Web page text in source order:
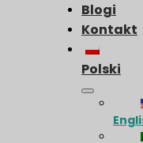
Blogi
Kontakt
Polski